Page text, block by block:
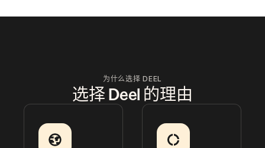
为什么选择 DEEL
选择 Deel 的理由